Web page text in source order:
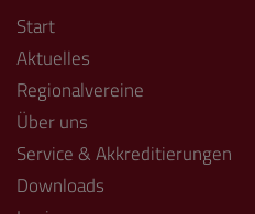
Start
Aktuelles
Regionalvereine
Über uns
Service & Akkreditierungen
Downloads